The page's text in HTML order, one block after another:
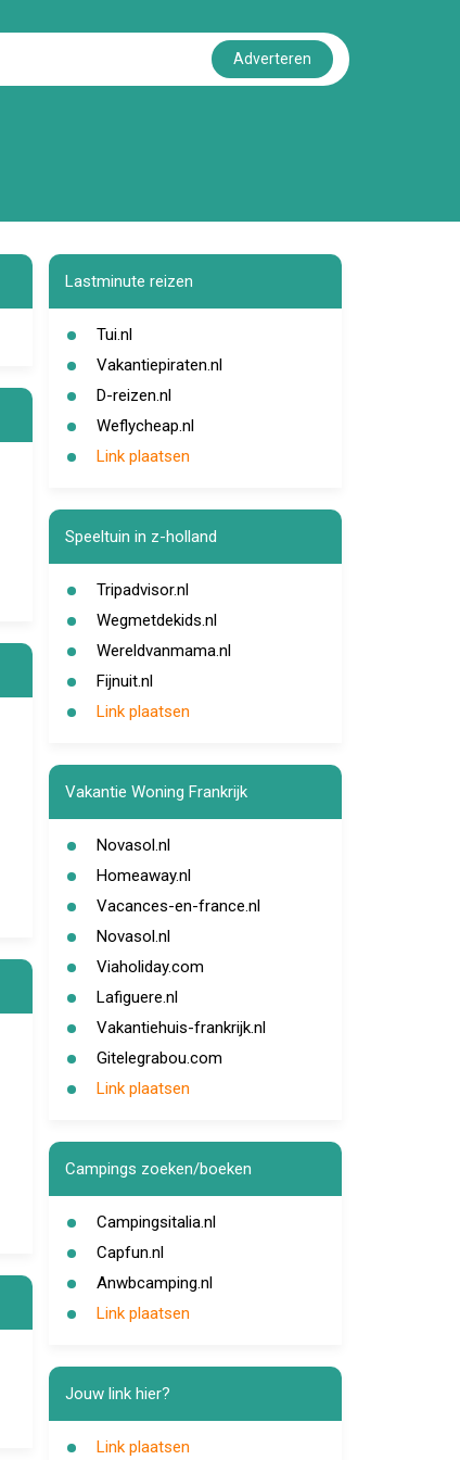
Adverteren
Lastminute reizen
Tui.nl
Vakantiepiraten.nl
D-reizen.nl
Weflycheap.nl
Link plaatsen
Speeltuin in z-holland
Tripadvisor.nl
Wegmetdekids.nl
Wereldvanmama.nl
Fijnuit.nl
Link plaatsen
Vakantie Woning Frankrijk
Novasol.nl
Homeaway.nl
Vacances-en-france.nl
Novasol.nl
Viaholiday.com
Lafiguere.nl
Vakantiehuis-frankrijk.nl
Gitelegrabou.com
Link plaatsen
Campings zoeken/boeken
Campingsitalia.nl
Capfun.nl
Anwbcamping.nl
Link plaatsen
Jouw link hier?
Link plaatsen